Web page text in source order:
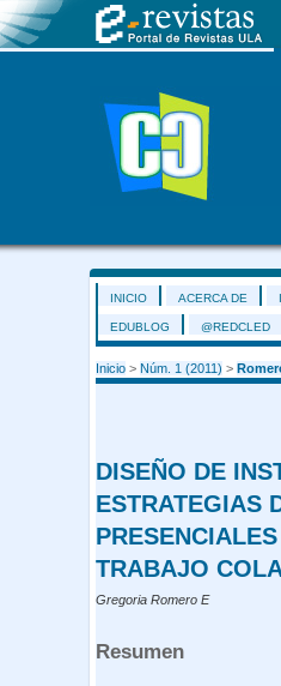
INICIO ACERCA DE
EDUBLOG @REDCLED
Inicio > Núm. 1 (2011) >
DISEÑO DE
ESTRATEGIAS
TRABAJO
Gregoria Romero E
Resumen